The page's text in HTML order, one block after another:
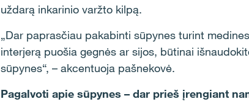
uždarą inkarinio varžto kilpą.
„Dar paprasčiau pakabinti sūpynes turint
interjerą puošia gegnės ar sijos, būtinai
sūpynes“, – akcentuoja pašnekovė.
Pagalvoti apie sūpynes – dar prieš įrengiant